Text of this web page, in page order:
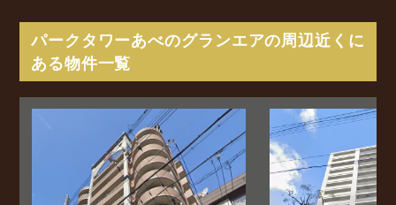
パークタワーあべのグランエアの周辺近くに
ある物件一覧